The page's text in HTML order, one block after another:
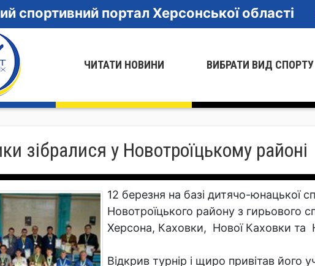
спортивний портал Херсонської області
ЧИТАТИ НОВИНИ ВИБРАТИ ВИД СПОРТУ
зібралися у Новотроїцькому районі
12 березня на базі дитячо-юнацької
Новотроїцького району з гирьового
Херсона, Каховки, Нової Каховки та
Відкрив турнір і щиро привітав його